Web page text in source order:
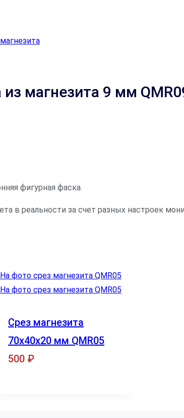
магнезита 9 мм
фигурная фаска.
в реальности за счет разных настроек
Срез магнезита
70х40х20 мм QMR05
500 ₽